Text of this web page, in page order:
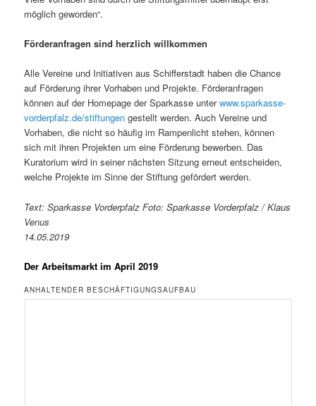
möglich geworden“.
Förderanfragen sind herzlich willkommen
Alle Vereine und Initiativen aus Schifferstadt haben die Chance
auf Förderung ihrer Vorhaben und Projekte. Förderanfragen
können auf der Homepage der Sparkasse unterwww.sparkasse-
vorderpfalz.de/stiftungen gestellt werden. Auch Vereine und
Vorhaben, die nicht so häufig im Rampenlicht stehen, können
sich mit ihren Projekten um eine Förderung bewerben. Das
Kuratorium wird in seiner nächsten Sitzung erneut entscheiden,
welche Projekte im Sinne der Stiftung gefördert werden.
Text: Sparkasse Vorderpfalz Foto: Sparkasse Vorderpfalz / Klaus
Venus
14.05.2019
Der Arbeitsmarkt im April 2019
ANHALTENDER BESCHÄFTIGUNGSAUFBAU